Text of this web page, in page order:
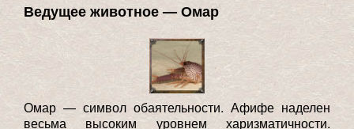
Ведущее животное — Омар
Омар — символ обаятельности. Афифе наделен
весьма высоким уровнем харизматичности.